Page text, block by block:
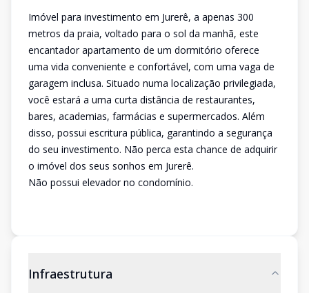
Imóvel para investimento em Jurerê, a apenas 300
metros da praia, voltado para o sol da manhã, este
encantador apartamento de um dormitório oferece
uma vida conveniente e confortável, com uma vaga de
garagem inclusa. Situado numa localização privilegiada,
você estará a uma curta distância de restaurantes,
bares, academias, farmácias e supermercados. Além
disso, possui escritura pública, garantindo a segurança
do seu investimento. Não perca esta chance de adquirir
o imóvel dos seus sonhos em Jurerê.
Não possui elevador no condomínio.
Infraestrutura